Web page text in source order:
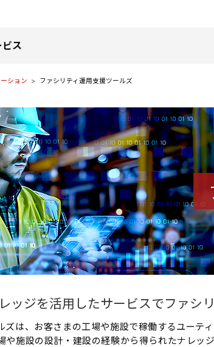
ス
ション ファシリティ運用支援ツールズ
ッジを活用したサービスでファシ
ズは、お客さまの工場や施設で稼働するユーテ
や施設の設計・建設の経験から得られたナレ